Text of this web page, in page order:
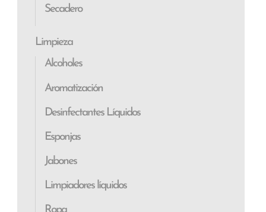
Secadero
Limpieza
Alcoholes
Aromatización
Desinfectantes Líquidos
Esponjas
Jabones
Limpiadores líquidos